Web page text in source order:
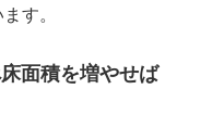
す。
面積を増やせば